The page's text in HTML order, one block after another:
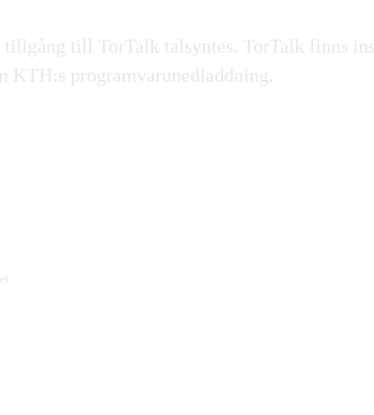
till TorTalk talsyntes. TorTalk finns
KTH:s programvarunedladdning.